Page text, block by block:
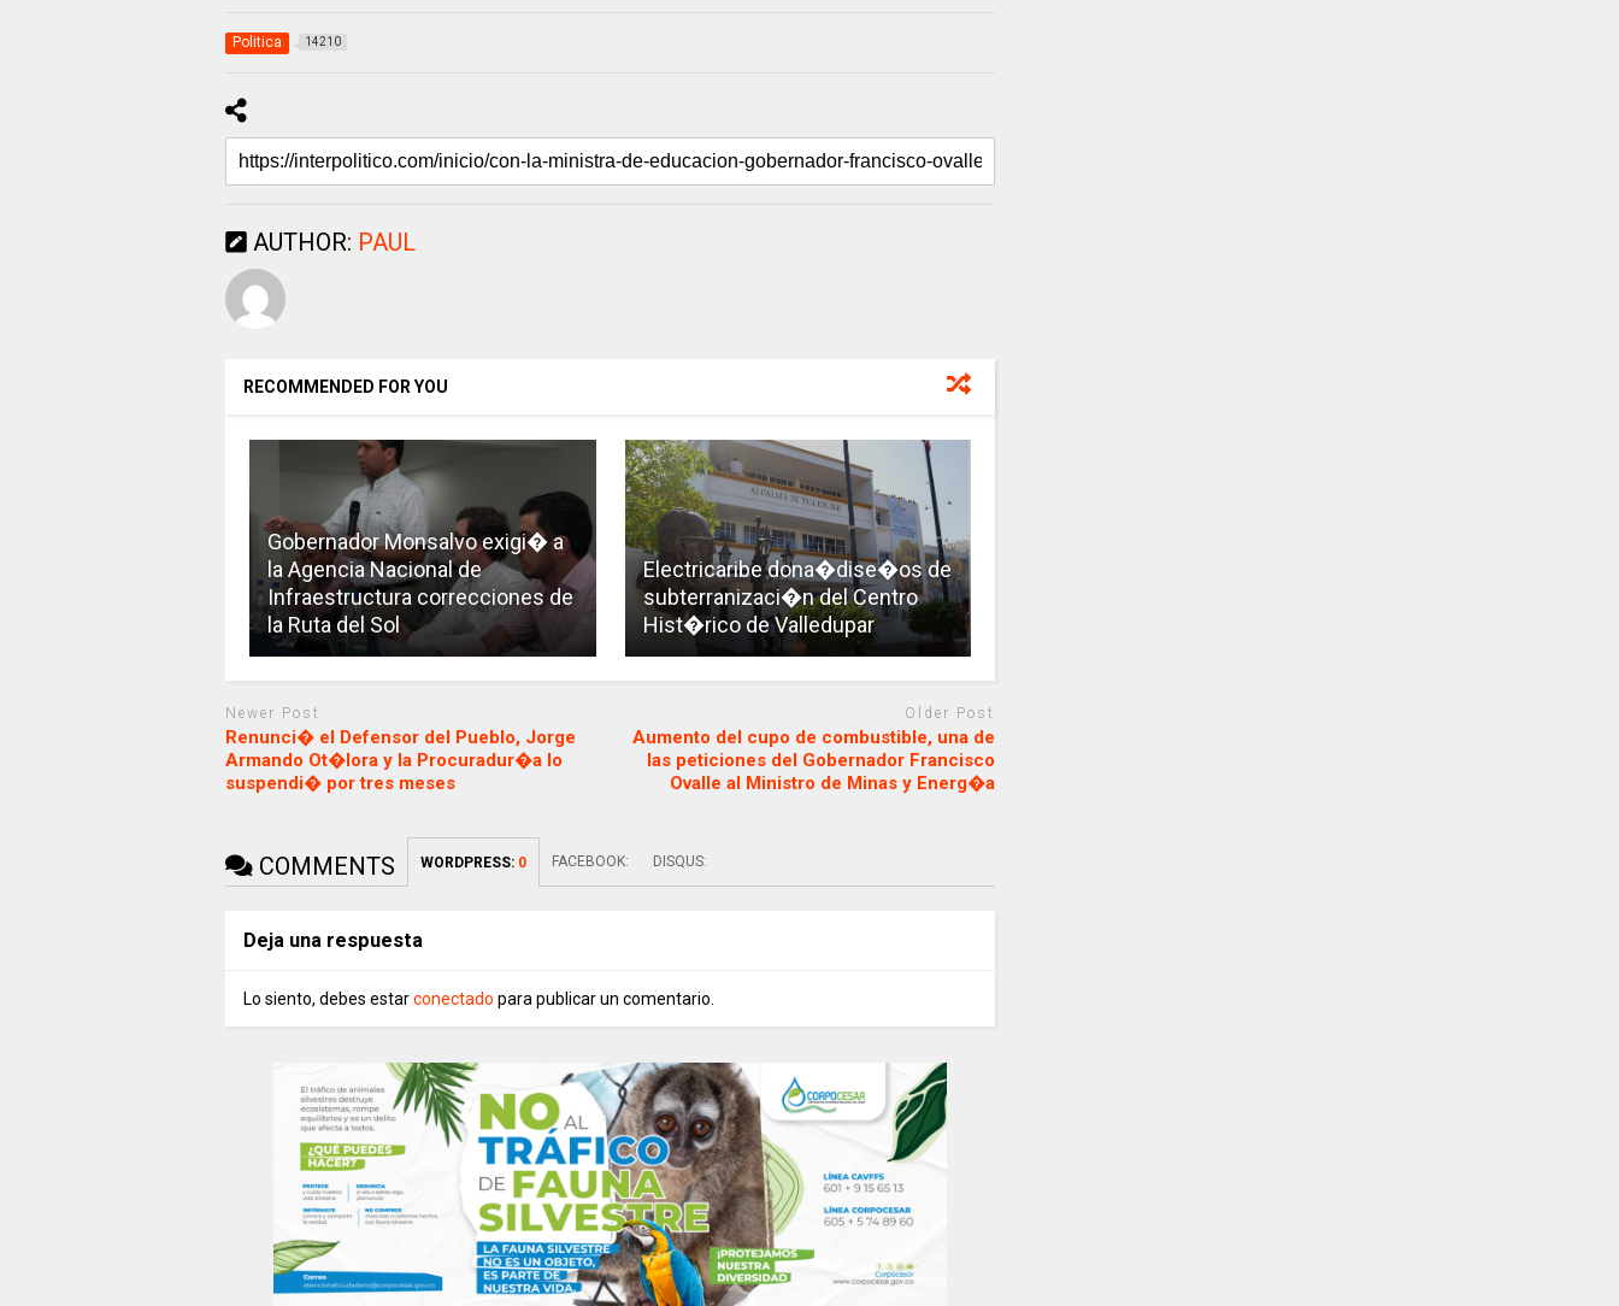
Politica 14210
AUTHOR: PAUL
RECOMMENDED FOR YOU
Gobernador Monsalvo exigi� a
la Agencia Nacional de
Infraestructura correcciones de
la Ruta del Sol
Electricaribe dona�dise�os de
subterranizaci�n del Centro
Hist�rico de Valledupar
Newer Post
Renunci� el Defensor del Pueblo, Jorge
Armando Ot�lora y la Procuradur�a lo
suspendi� por tres meses
Older Post
Aumento del cupo de combustible, una de
las peticiones del Gobernador Francisco
Ovalle al Ministro de Minas y Energ�a
COMMENTS WORDPRESS: 0 FACEBOOK: DISQUS:
Deja una respuesta
Lo siento, debes estarconectado para publicar un comentario.